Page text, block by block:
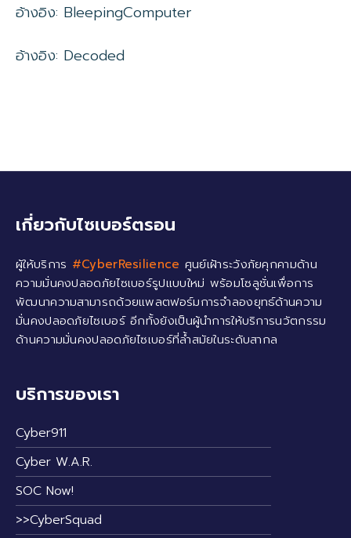
อ้างอิง: BleepingComputer
อ้างอิง: Decoded
เกี่ยวกับไซเบอร์ตรอน
ผู้ให้บริการ #CyberResilience ศูนย์เฝ้าระวังภัยคุกคามด้าน
ความมั่นคงปลอดภัยไซเบอร์รูปแบบใหม่ พร้อมโซลูชั่นเพื่อการ
พัฒนาความสามารถด้วยแพลตฟอร์มการจำลองยุทธ์ด้านความ
มั่นคงปลอดภัยไซเบอร์ อีกทั้งยังเป็นผู้นำการให้บริการนวัตกรรม
ด้านความมั่นคงปลอดภัยไซเบอร์ที่ล้ำสมัยในระดับสากล
บริการของเรา
Cyber911
Cyber W.A.R.
SOC Now!
>>CyberSquad